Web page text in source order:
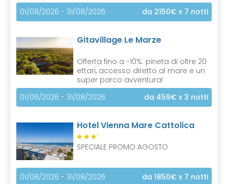
01/08/2026 - 31/08/2026
da 2150€ x 7 notti
Gitavillage Le Marze
Offerta fino a -10%: pineta di oltre 20
ettari, accesso diretto al mare e un
super parco avventura!
01/06/2026 - 31/08/2026
da 459€ x 3 notti
Hotel Vienna Mare Cattolica
S
SPECIALE PROMO AGOSTO
01/08/2026 - 31/08/2026 da 1850€ x 7 notti